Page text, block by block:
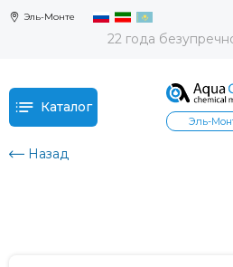
Эль-Монте
22 года
Каталог
Эль-
Назад